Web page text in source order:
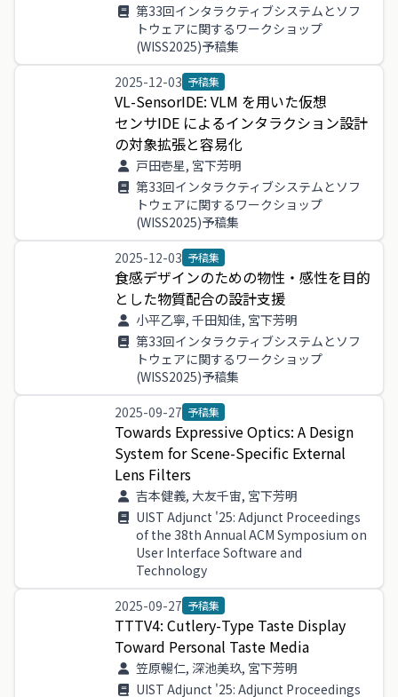
第33回インタラクティブシステムとソフ
トウェアに関するワークショップ
(WISS2025)予稿集
2025-12-03 予稿集
VL-SensorIDE: VLM を用いた仮想
センサIDE によるインタラクション設計
の対象拡張と容易化
戸田壱星, 宮下芳明
第33回インタラクティブシステムとソフ
トウェアに関するワークショップ
(WISS2025)予稿集
2025-12-03 予稿集
食感デザインのための物性・ 感性を目的
と した物質配合の設計支援
小平乙寧, 千田知佳, 宮下芳明
第33回インタラクティブシステムとソフ
トウェアに関するワークショップ
(WISS2025)予稿集
2025-09-27 予稿集
Towards ExpressiveOptics: A Design
System for Scene-Specific External
Lens Filters
吉本健義, 大友千宙, 宮下芳明
UIST Adjunct '25: Adjunct Proceedings
of the 38th Annual ACM Symposium on
User Interface Software and
Technology
2025-09-27 予稿集
TTTV4: Cutlery-Type Taste Display
Toward Personal Taste Media
笠原暢仁, 深池美玖, 宮下芳明
UIST Adjunct '25: Adjunct Proceedings